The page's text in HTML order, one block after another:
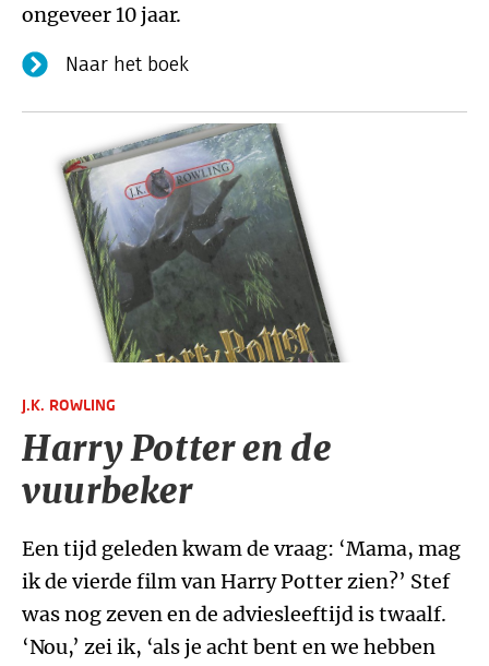
ongeveer 10 jaar.
Naar het boek
J.K. ROWLING
Harry Potter en de
vuurbeker
Een tijd geleden kwam de vraag: ‘Mama, mag
ik de vierde film van Harry Potter zien?’ Stef
was nog zeven en de adviesleeftijd is twaalf.
‘Nou,’ zei ik, ‘als je acht bent en we hebben